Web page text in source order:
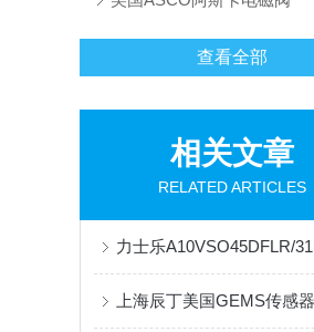
查看全部
相关文章
RELATED ARTICLES